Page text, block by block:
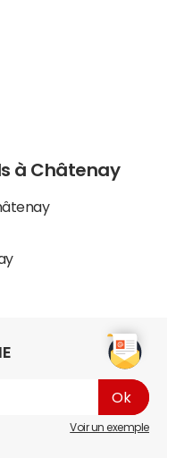
à Châtenay
Voir un exemple